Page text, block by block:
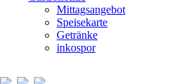
Mittagsangebot
Speisekarte
Getränke
inkospor